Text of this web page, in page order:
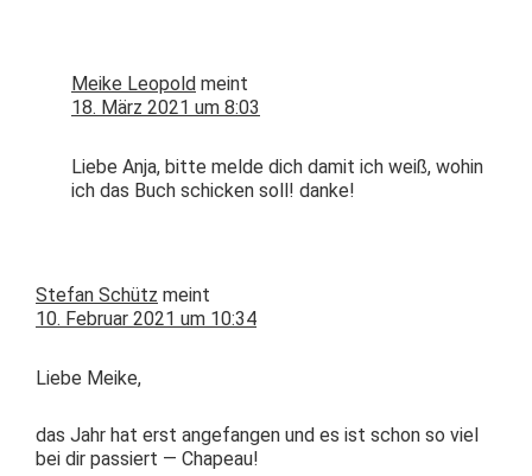
Meike Leopold meint
18. März 2021 um 8:03
Liebe Anja, bitte melde dich damit ich weiß, wohin
ich das Buch schick­en soll! danke!
Stefan Schütz meint
10. Februar 2021 um 10:34
Liebe Meike,
das Jahr hat erst ange­fan­gen und es ist schon so viel
bei dir passiert — Chapeau!